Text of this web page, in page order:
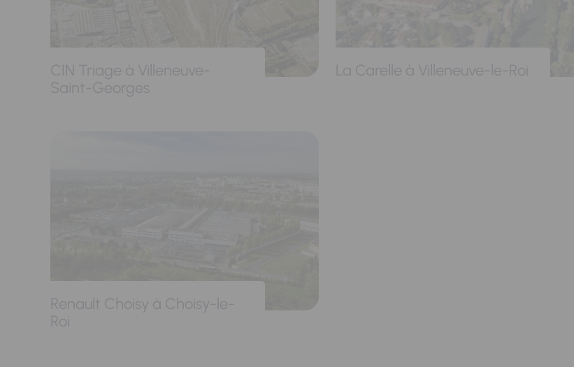
CIN Triage à Villeneuve-
Saint-Georges
La Carelle à Villeneuve-le-Roi
Renault Choisy à Choisy-le-
Roi